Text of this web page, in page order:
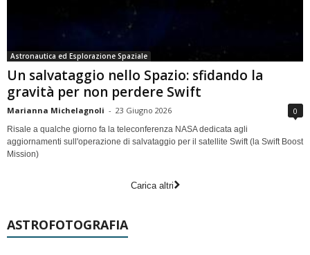
Astronautica ed Esplorazione Spaziale
Un salvataggio nello Spazio: sfidando la
gravità per non perdere Swift
Marianna Michelagnoli - 23 Giugno 2026 0
Risale a qualche giorno fa la teleconferenza NASA dedicata agli
aggiornamenti sull'operazione di salvataggio per il satellite Swift (la Swift Boost
Mission)
Carica altri
ASTROFOTOGRAFIA